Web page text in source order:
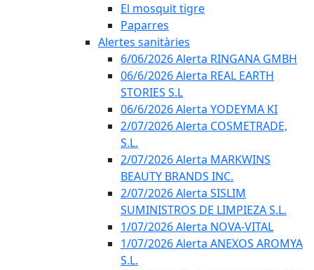
El mosquit tigre
Paparres
Alertes sanitàries
6/06/2026 Alerta RINGANA GMBH
06/6/2026 Alerta REAL EARTH
STORIES S.L
06/6/2026 Alerta YODEYMA KI
2/07/2026 Alerta COSMETRADE,
S.L.
2/07/2026 Alerta MARKWINS
BEAUTY BRANDS INC.
2/07/2026 Alerta SISLIM
SUMINISTROS DE LIMPIEZA S.L.
1/07/2026 Alerta NOVA-VITAL
1/07/2026 Alerta ANEXOS AROMYA
S.L.